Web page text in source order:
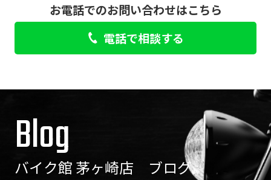
お電話でのお問い合わせはこちら
電話で相談する
Blog
バイク館 茅ヶ崎店 ブログ